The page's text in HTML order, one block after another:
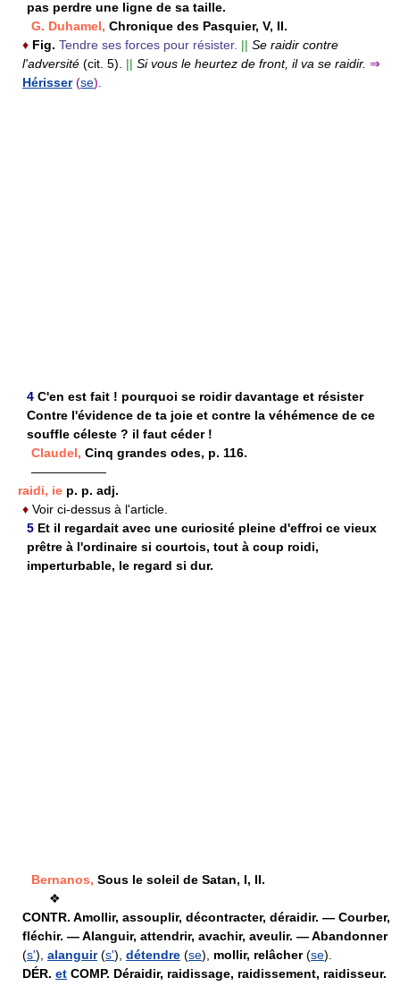
pas perdre une ligne de sa taille.
G. Duhamel, Chronique des Pasquier, V, II.
♦ Fig. Tendre ses forces pour résister. || Se raidir contre
l'adversité (cit. 5). || Si vous le heurtez de front, il va se raidir. ⇒
Hérisser (se).
4 C'en est fait ! pourquoi se roidir davantage et résister
Contre l'évidence de ta joie et contre la véhémence de ce
souffle céleste ? il faut céder !
Claudel, Cinq grandes odes, p. 116.
——————
raidi, ie p. p. adj.
♦ Voir ci-dessus à l'article.
5 Et il regardait avec une curiosité pleine d'effroi ce vieux
prêtre à l'ordinaire si courtois, tout à coup roidi,
imperturbable, le regard si dur.
Bernanos, Sous le soleil de Satan, I, II.
❖
CONTR. Amollir, assouplir, décontracter, déraidir. — Courber,
fléchir. — Alanguir, attendrir, avachir, aveulir. — Abandonner
(s'), alanguir (s'), détendre (se), mollir, relâcher(se).
DÉR. et COMP. Déraidir, raidissage, raidissement, raidisseur.